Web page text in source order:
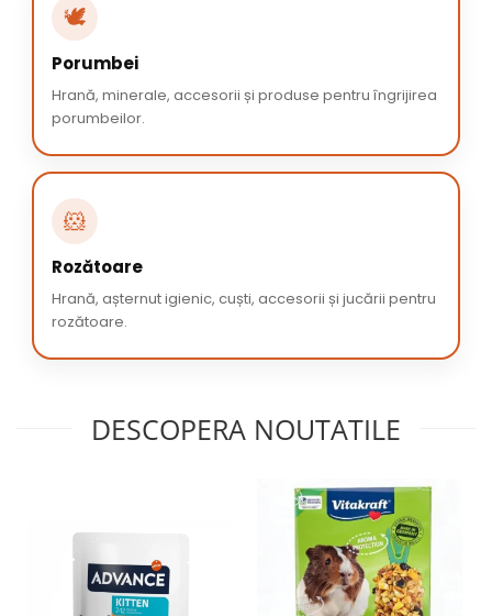
🕊️
Porumbei
Hrană, minerale, accesorii și produse pentru îngrijirea
porumbeilor.
🐹
Rozătoare
Hrană, așternut igienic, cuști, accesorii și jucării pentru
rozătoare.
DESCOPERA NOUTATILE